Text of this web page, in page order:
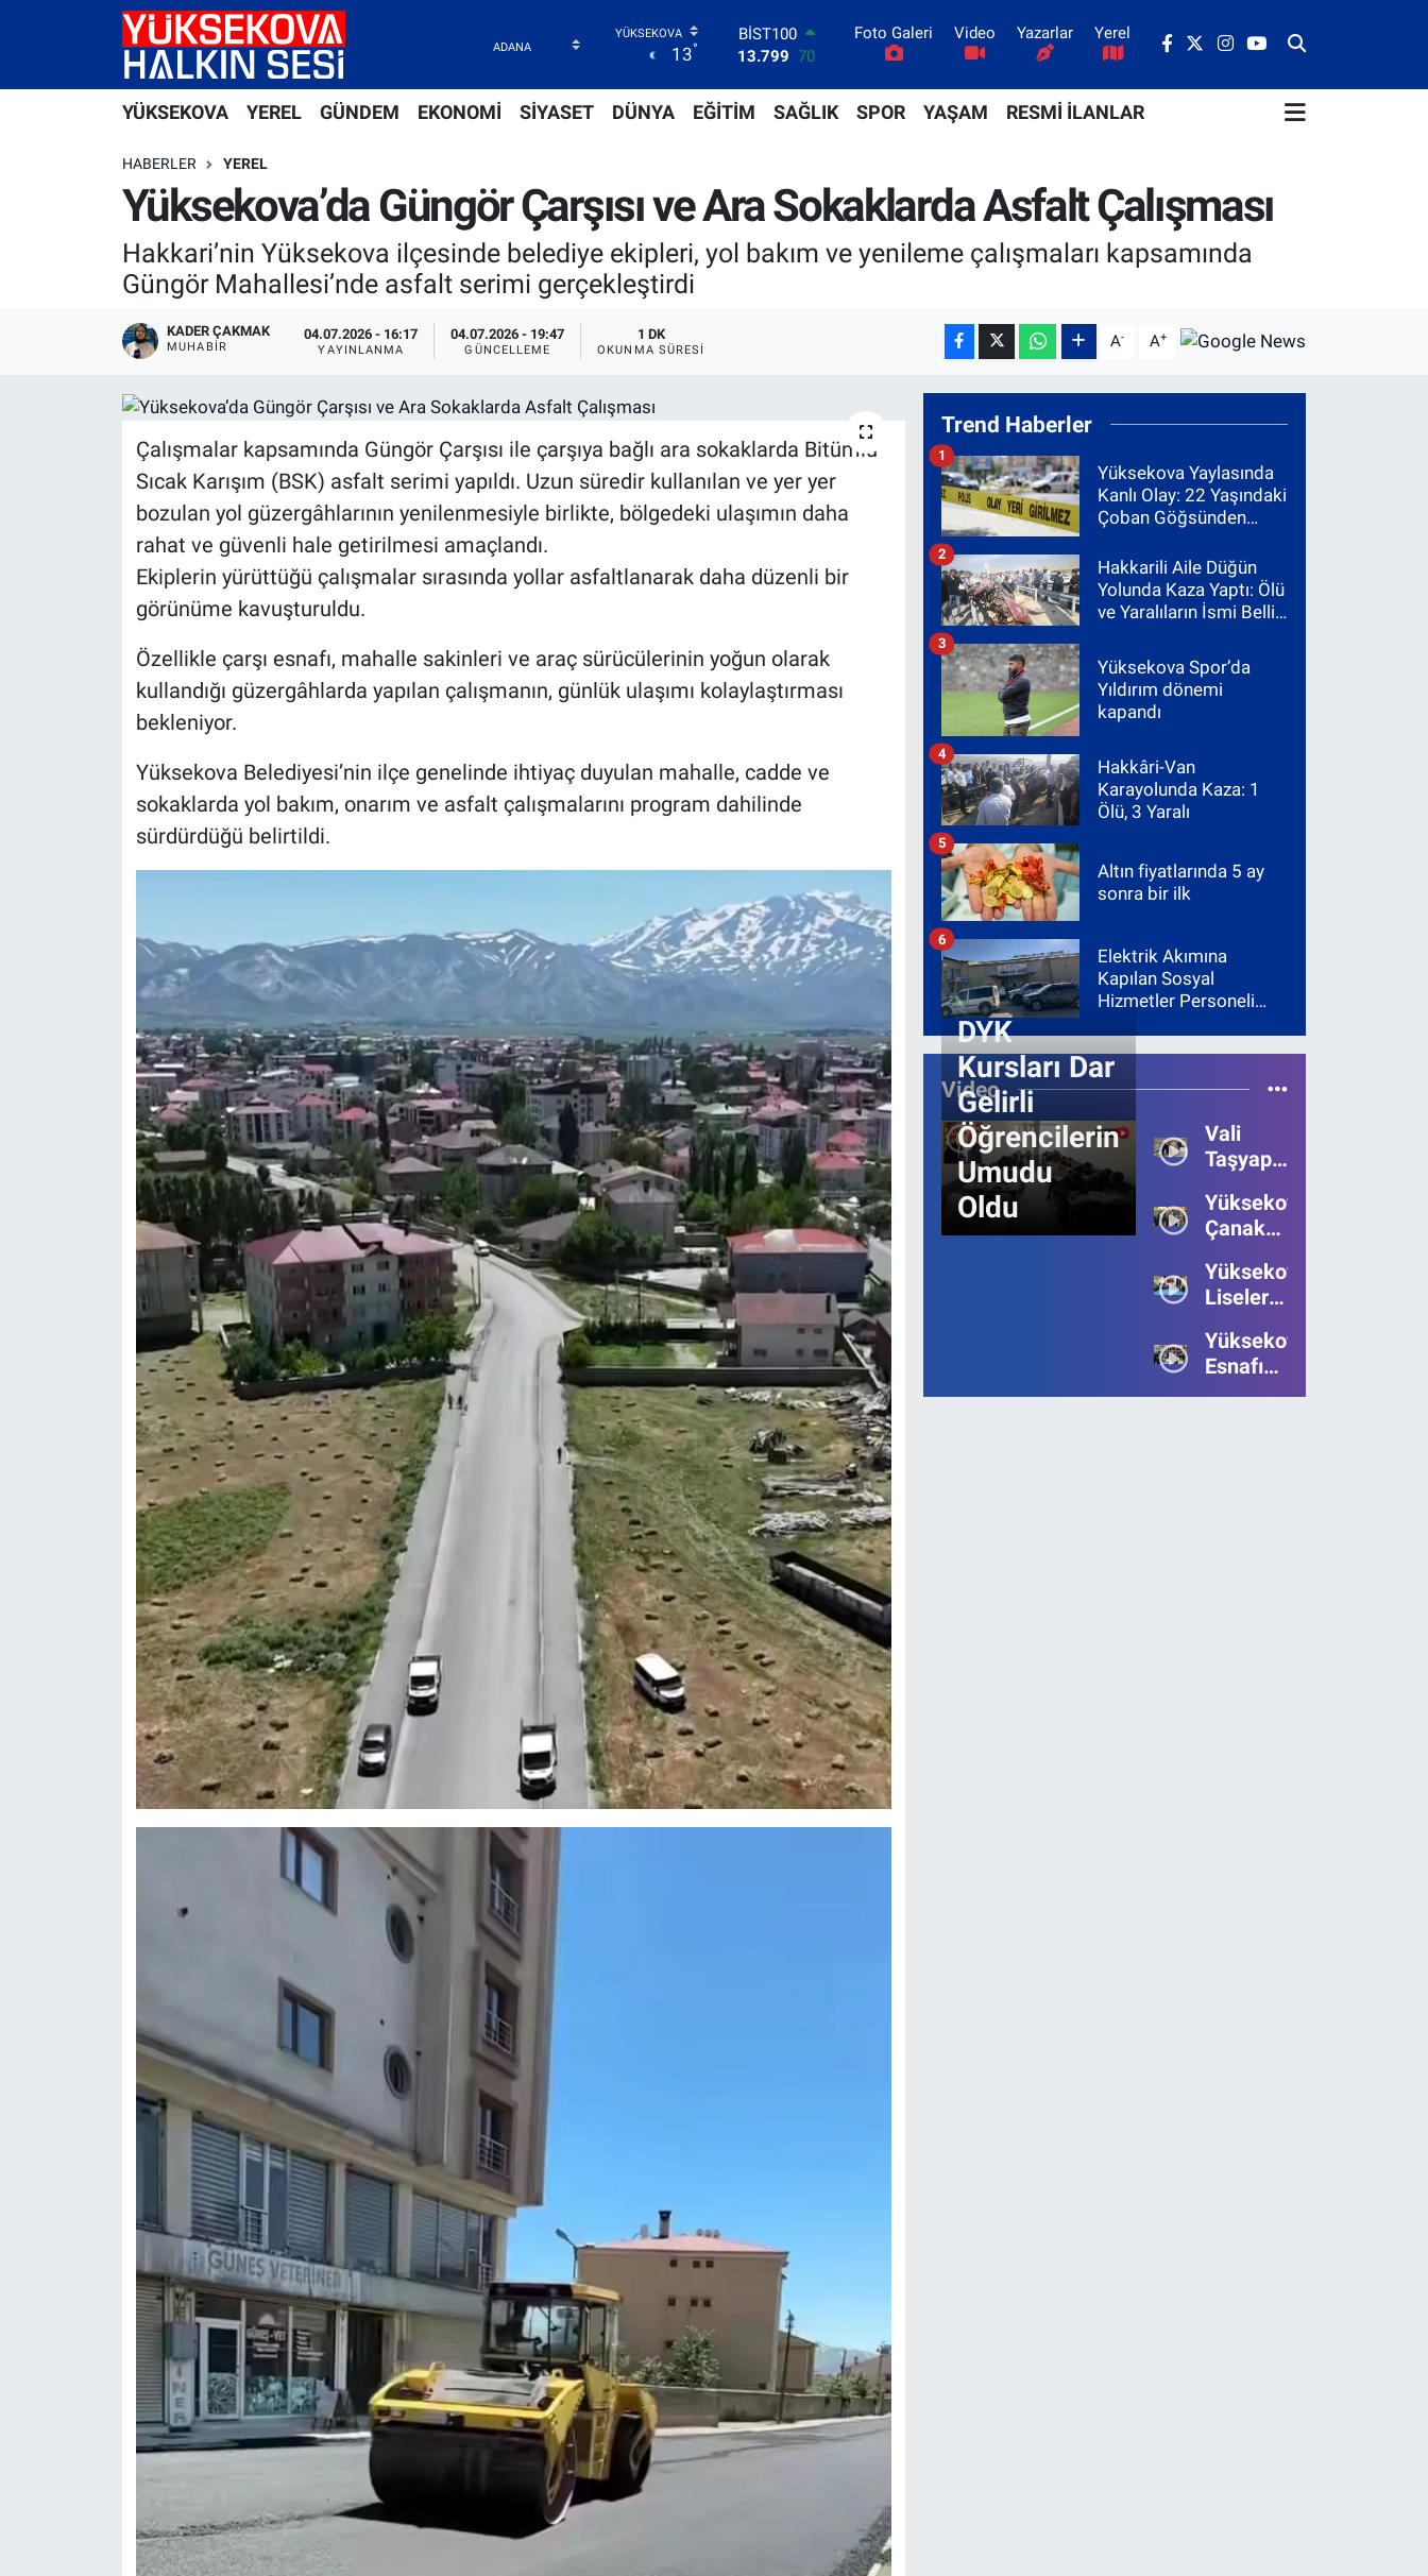
13°
BITCOIN
64.643,95
0.16
47,6704
0
EURO
64,2143
GRAM ALTIN
BİST100
Foto Galeri Video Yazarlar Yerel
YÜKSEKOVA YEREL GÜNDEM EKONOMİ SİYASET DÜNYA EĞİTİM SAĞLIK SPOR YAŞAM RESMİ İLANLAR
HABERLER YEREL
Yüksekova’da Güngör Çarşısı ve Ara Sokaklarda Asfalt Çalışması
Hakkari’nin Yüksekova ilçesinde belediye ekipleri, yol bakım ve yenileme çalışmaları kapsamında
Güngör Mahallesi’nde asfalt serimi gerçekleştirdi
KADER ÇAKMAK
MUHABİR
04.07.2026 - 16:17
YAYINLANMA
04.07.2026 - 19:47
GÜNCELLEME
1 DK
OKUNMA SÜRESI A- A+
Çalışmalar kapsamında Güngör Çarşısı ile çarşıya bağlı ara sokaklarda Bitümlü
Sıcak Karışım (BSK) asfalt serimi yapıldı. Uzun süredir kullanılan ve yer yer
bozulan yol güzergâhlarının yenilenmesiyle birlikte, bölgedeki ulaşımın daha
rahat ve güvenli hale getirilmesi amaçlandı.
Ekiplerin yürüttüğü çalışmalar sırasında yollar asfaltlanarak daha düzenli bir
görünüme kavuşturuldu.
Özellikle çarşı esnafı, mahalle sakinleri ve araç sürücülerinin yoğun olarak
kullandığı güzergâhlarda yapılan çalışmanın, günlük ulaşımı kolaylaştırması
bekleniyor.
Yüksekova Belediyesi’nin ilçe genelinde ihtiyaç duyulan mahalle, cadde ve
sokaklarda yol bakım, onarım ve asfalt çalışmalarını program dahilinde
sürdürdüğü belirtildi.
Trend Haberler
Yüksekova Yaylasında
Kanlı Olay: 22 Yaşındaki
Çoban Göğsünden
1
Hakkarili Aile Düğün
Yolunda Kaza Yaptı: Ölü
ve Yaralıların İsmi Belli
2
Yüksekova Spor’da
Yıldırım dönemi
kapandı
3
Hakkâri-Van
Karayolunda Kaza: 1
Ölü, 3 Yaralı
4
Altın fiyatlarında 5 ay
sonra bir ilk
5
Elektrik Akımına
Kapılan Sosyal
Hizmetler Personeli
6
Video
DYK
Kursları Dar
Gelirli
Öğrencilerin
Umudu
Oldu
Vali
Taşyapan,
Bölgesinde
İncelemelerde
Bulundu
Yüksekova’da
Çanakkale
111.Yılı
Kutlandı
Yüksekova’da
Liseler
Bilgi
Yarışmasının
Birincisi
Yüksekova
Esnafı
Bayrama
Yüksekova Nöbetçi Eczaneler
Yüksekova Trafik Yoğunluk Haritası
Süper Lig Puan Durumu ve Fikstür
Tüm Manşetler
Son Dakika Haberleri
Haber Arşivi